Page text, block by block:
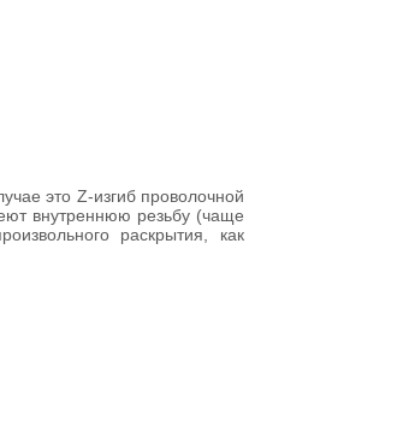
это Z-изгиб проволочной
внутреннюю резьбу (чаще
раскрытия, как